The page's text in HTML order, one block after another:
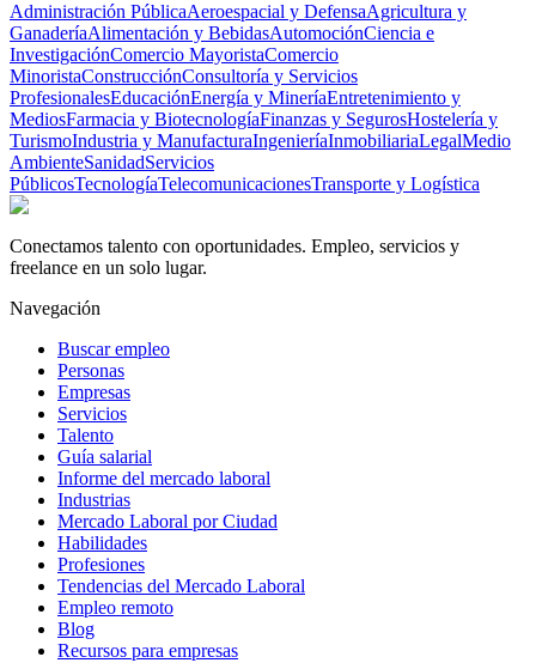
Administración PúblicaAeroespacial y DefensaAgricultura y
GanaderíaAlimentación y BebidasAutomociónCiencia e
InvestigaciónComercio MayoristaComercio
MinoristaConstrucciónConsultoría y Servicios
ProfesionalesEducaciónEnergía y MineríaEntretenimiento y
MediosFarmacia y BiotecnologíaFinanzas y SegurosHostelería y
TurismoIndustria y ManufacturaIngenieríaInmobiliariaLegalMedio
AmbienteSanidadServicios
PúblicosTecnologíaTelecomunicacionesTransporte y Logística
Conectamos talento con oportunidades. Empleo, servicios y
freelance en un solo lugar.
Navegación
Buscar empleo
Personas
Empresas
Servicios
Talento
Guía salarial
Informe del mercado laboral
Industrias
Mercado Laboral por Ciudad
Habilidades
Profesiones
Tendencias del Mercado Laboral
Empleo remoto
Blog
Recursos para empresas